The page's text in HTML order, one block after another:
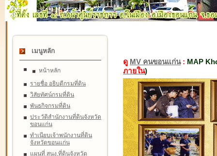
เมนูหลัก
หน้าหลัก
รายชื่อ อธิบดีกรมที่ดิน
วิสัยทัศน์กรมที่ดิน
พันธกิจกรมที่ดิน
ประวัติสำนักงานที่ดินจังหวัด
ขอนแก่น
ทำเนียบเจ้าพนักงานที่ดิน
จังหวัดขอนแก่น
แผนที่ สนง.ที่ดินจังหวัด
ดู MV คนขอนแก่น: MAP
ภายใน)